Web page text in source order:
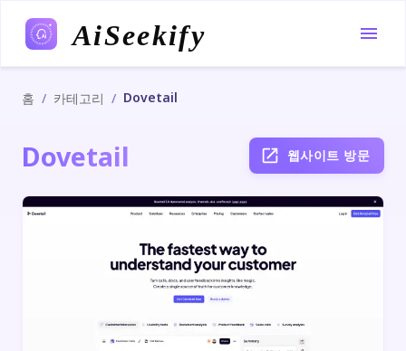
AiSeekify
홈 / 카테고리 / Dovetail
Dovetail 웹사이트 방문